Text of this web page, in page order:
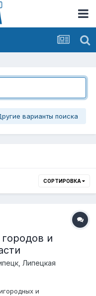
варианты поиска
СОРТИРОВКА
и
Липецкая
и